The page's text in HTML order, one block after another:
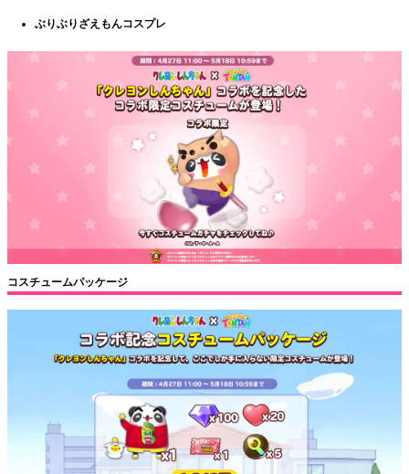
ぶりぶりざえもんコスプレ
コスチュームパッケージ